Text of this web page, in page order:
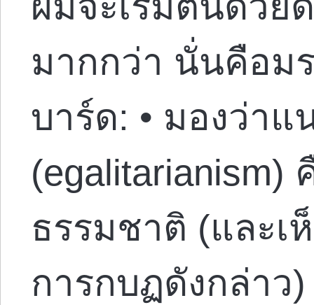
มากกว่า นั่นคือม
บาร์ด: • มองว่า
(egalitarianism)
ธรรมชาติ (และเ
การกบฏดังกล่าว